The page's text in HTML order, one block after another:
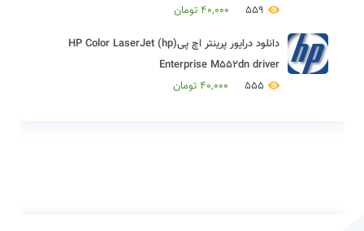
559
40,000 تومان
دانلود درایور پرینتر اچ پی(hp) HP Color LaserJet
Enterprise M552dn driver
555
40,000 تومان